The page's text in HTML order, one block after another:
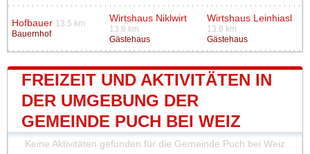
Hofbauer 13.5 km
Bauernhof
Wirtshaus Niklwirt
13.6 km
Gästehaus
Wirtshaus Leinhiasl
13.6 km
Gästehaus
FREIZEIT UND AKTIVITÄTEN IN
DER UMGEBUNG DER
GEMEINDE PUCH BEI WEIZ
Keine Aktivitäten gefunden für die Gemeinde Puch bei Weiz